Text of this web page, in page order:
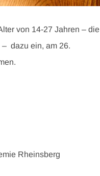
von 14-27 Jahren – die
dazu ein, am 26.
Rheinsberg